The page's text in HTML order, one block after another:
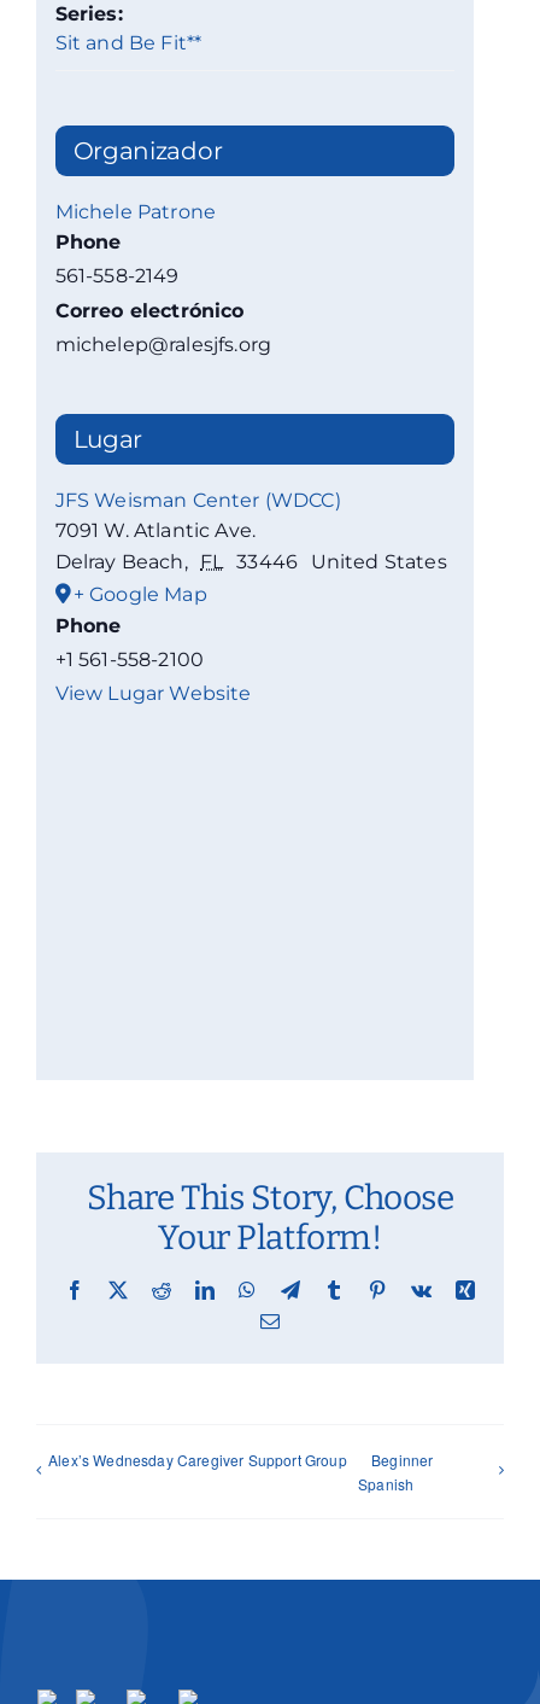
Series:
Sit and Be Fit**
Organizador
Michele Patrone
Phone
561-558-2149
Correo electrónico
michelep@ralesjfs.org
Lugar
JFS Weisman Center (WDCC)
7091 W. Atlantic Ave.
Delray Beach, FL 33446
United States
+ Google Map
Phone
+1 561-558-2100
View Lugar Website
Share This Story, Choose
Your Platform!
Facebook
X RedditLinkedInWhatsApp
TelegramTumblr Pinterest
Vk
Xing
Email
Alex’s Wednesday Caregiver Support Group
Beginner
Spanish